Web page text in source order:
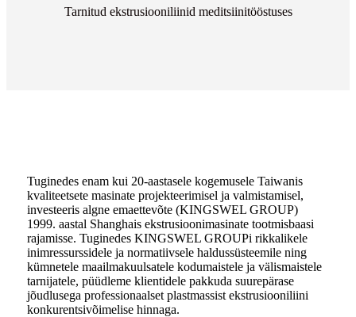
Tarnitud ekstrusiooniliinid meditsiinitööstuses
Tuginedes enam kui 20-aastasele kogemusele Taiwanis
kvaliteetsete masinate projekteerimisel ja valmistamisel,
investeeris algne emaettevõte (KINGSWEL GROUP)
1999. aastal Shanghais ekstrusioonimasinate tootmisbaasi
rajamisse. Tuginedes KINGSWEL GROUPi rikkalikele
inimressurssidele ja normatiivsele haldussüsteemile ning
kümnetele maailmakuulsatele kodumaistele ja välismaistele
tarnijatele, püüdleme klientidele pakkuda suurepärase
jõudlusega professionaalset plastmassist ekstrusiooniliini
konkurentsivõimelise hinnaga.